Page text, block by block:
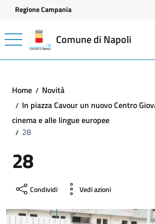
Vai ai contenuti
Vai al footer
Regione Campania
Comune di Napoli
Home
Novità
In piazza Cavour un nuovo Centro
cinema e alle lingue europee
28
28
Condividi Vedi azioni